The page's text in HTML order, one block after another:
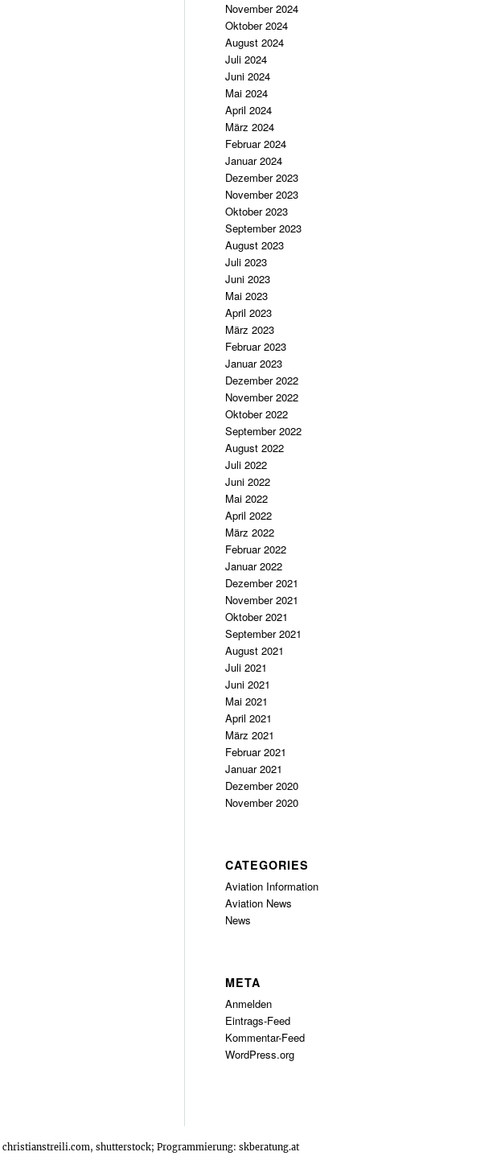
November 2024
Oktober 2024
August 2024
Juli 2024
Juni 2024
Mai 2024
April 2024
März 2024
Februar 2024
Januar 2024
Dezember 2023
November 2023
Oktober 2023
September 2023
August 2023
Juli 2023
Juni 2023
Mai 2023
April 2023
März 2023
Februar 2023
Januar 2023
Dezember 2022
November 2022
Oktober 2022
September 2022
August 2022
Juli 2022
Juni 2022
Mai 2022
April 2022
März 2022
Februar 2022
Januar 2022
Dezember 2021
November 2021
Oktober 2021
September 2021
August 2021
Juli 2021
Juni 2021
Mai 2021
April 2021
März 2021
Februar 2021
Januar 2021
Dezember 2020
November 2020
CATEGORIES
Aviation Information
Aviation News
News
META
Anmelden
Eintrags-Feed
Kommentar-Feed
WordPress.org
christianstreili.com, shutterstock; Programmierung: skberatung.at